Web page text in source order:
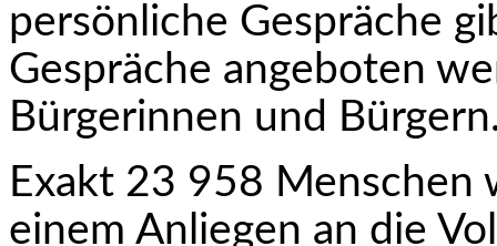
persönliche Gespräche
Gespräche angeboten
Bürgerinnen und
Exakt 23 958 Menschen
einem Anliegen an die